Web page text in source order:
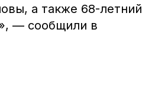
а также 68-летний
— сообщили в